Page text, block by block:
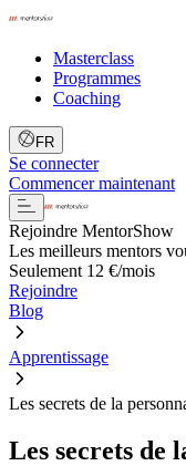
Masterclass
Programmes
Coaching
FR
Se connecter
Commencer maintenant
Rejoindre MentorShow
Les meilleurs mentors
Seulement 12 €/mois
Rejoindre
Blog
Apprentissage
Les secrets de la
Les secrets de